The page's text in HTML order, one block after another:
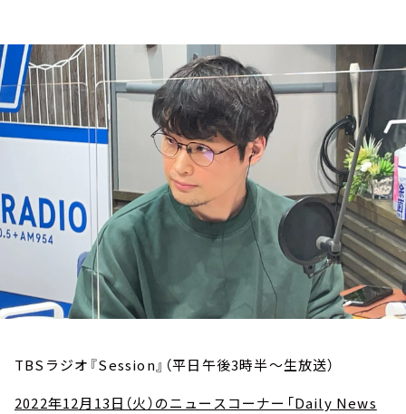
イベント・グッズ
YouTube
会社情報
TBSラジオ『Session』（平日午後3時半～生放送）
2022年12月13日（火）のニュースコーナー「Daily News